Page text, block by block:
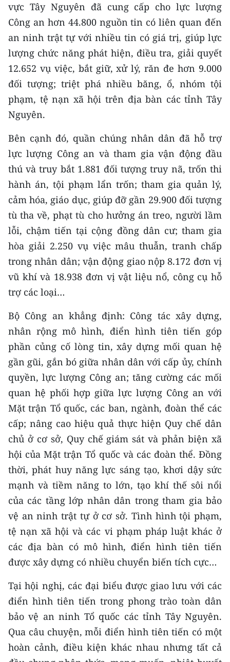
vực Tây Nguyên đã cung cấp cho lực lượng
Công an hơn 44.800 nguồn tin có liên quan đến
an ninh trật tự với nhiều tin có giá trị, giúp lực
lượng chức năng phát hiện, điều tra, giải quyết
12.652 vụ việc, bắt giữ, xử lý, răn đe hơn 9.000
đối tượng; triệt phá nhiều băng, ổ, nhóm tội
phạm, tệ nạn xã hội trên địa bàn các tỉnh Tây
Nguyên.
Bên cạnh đó, quần chúng nhân dân đã hỗ trợ
lực lượng Công an và tham gia vận động đầu
thú và truy bắt 1.881 đối tượng truy nã, trốn thi
hành án, tội phạm lẩn trốn; tham gia quản lý,
cảm hóa, giáo dục, giúp đỡ gần 29.900 đối tượng
tù tha về, phạt tù cho hưởng án treo, người lầm
lỗi, chậm tiến tại cộng đồng dân cư; tham gia
hòa giải 2.250 vụ việc mâu thuẫn, tranh chấp
trong nhân dân; vận động giao nộp 8.172 đơn vị
vũ khí và 18.938 đơn vị vật liệu nổ, công cụ hỗ
trợ các loại…
Bộ Công an khẳng định: Công tác xây dựng,
nhân rộng mô hình, điển hình tiên tiến góp
phần củng cố lòng tin, xây dựng mối quan hệ
gần gũi, gắn bó giữa nhân dân với cấp ủy, chính
quyền, lực lượng Công an; tăng cường các mối
quan hệ phối hợp giữa lực lượng Công an với
Mặt trận Tổ quốc, các ban, ngành, đoàn thể các
cấp; nâng cao hiệu quả thực hiện Quy chế dân
chủ ở cơ sở, Quy chế giám sát và phản biện xã
hội của Mặt trận Tổ quốc và các đoàn thể. Đồng
thời, phát huy năng lực sáng tạo, khơi dậy sức
mạnh và tiềm năng to lớn, tạo khí thế sôi nổi
của các tầng lớp nhân dân trong tham gia bảo
vệ an ninh trật tự ở cơ sở. Tình hình tội phạm,
tệ nạn xã hội và các vi phạm pháp luật khác ở
các địa bàn có mô hình, điển hình tiên tiến
được xây dựng có nhiều chuyển biến tích cực…
Tại hội nghị, các đại biểu được giao lưu với các
điển hình tiên tiến trong phong trào toàn dân
bảo vệ an ninh Tổ quốc các tỉnh Tây Nguyên.
Qua câu chuyện, mỗi điển hình tiên tiến có một
hoàn cảnh, điều kiện khác nhau nhưng tất cả